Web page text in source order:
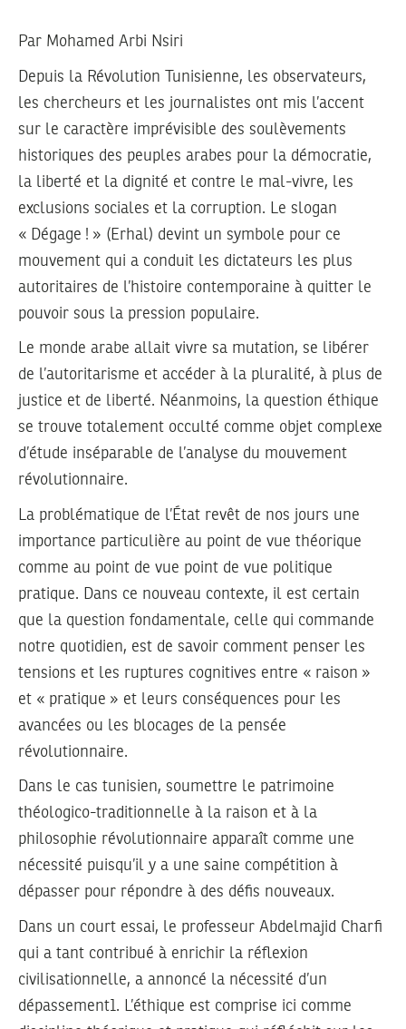
Par Mohamed Arbi Nsiri
Depuis la Révolution Tunisienne, les observateurs,
les chercheurs et les journalistes ont mis l’accent
sur le caractère imprévisible des soulèvements
historiques des peuples arabes pour la démocratie,
la liberté et la dignité et contre le mal-vivre, les
exclusions sociales et la corruption. Le slogan
« Dégage ! » (Erhal) devint un symbole pour ce
mouvement qui a conduit les dictateurs les plus
autoritaires de l’histoire contemporaine à quitter le
pouvoir sous la pression populaire.
Le monde arabe allait vivre sa mutation, se libérer
de l’autoritarisme et accéder à la pluralité, à plus de
justice et de liberté. Néanmoins, la question éthique
se trouve totalement occulté comme objet complexe
d’étude inséparable de l’analyse du mouvement
révolutionnaire.
La problématique de l’État revêt de nos jours une
importance particulière au point de vue théorique
comme au point de vue point de vue politique
pratique. Dans ce nouveau contexte, il est certain
que la question fondamentale, celle qui commande
notre quotidien, est de savoir comment penser les
tensions et les ruptures cognitives entre « raison »
et « pratique » et leurs conséquences pour les
avancées ou les blocages de la pensée
révolutionnaire.
Dans le cas tunisien, soumettre le patrimoine
théologico-traditionnelle à la raison et à la
philosophie révolutionnaire apparaît comme une
nécessité puisqu’il y a une saine compétition à
dépasser pour répondre à des défis nouveaux.
Dans un court essai, le professeur Abdelmajid Charfi
qui a tant contribué à enrichir la réflexion
civilisationnelle, a annoncé la nécessité d’un
dépassement1. L’éthique est comprise ici comme